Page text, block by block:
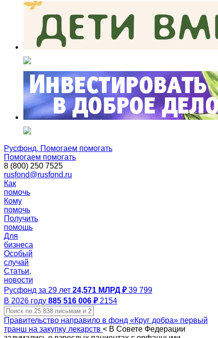
Русфонд. Помогаем помогать
Помогаем помогать
8 (800) 250 7525
rusfond@rusfond.ru
Как
помочь
Кому
помочь
Получить
помощь
Для
бизнеса
Особый
случай
Статьи,
новости
Русфонд за 29 лет 24,571 МЛРД ₽ 39 799
В 2026 году 885 516 006 ₽ 2154
Правительство направило в фонд «Круг добра» первый
транш на закупку лекарств < В Совете Федерации